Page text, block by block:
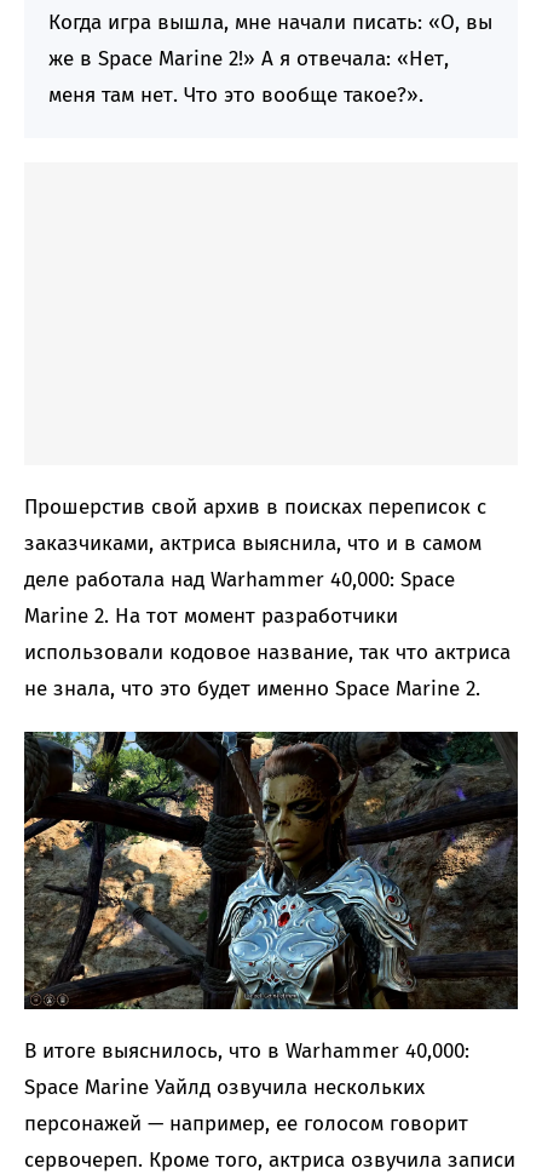
Когда игра вышла, мне начали писать: «О, вы
же в Space Marine 2!» А я отвечала: «Нет,
меня там нет. Что это вообще такое?».
Прошерстив свой архив в поисках переписок с
заказчиками, актриса выяснила, что и в самом
деле работала над Warhammer 40,000: Space
Marine 2. На тот момент разработчики
использовали кодовое название, так что актриса
не знала, что это будет именно Space Marine 2.
В итоге выяснилось, что в Warhammer 40,000:
Space Marine Уайлд озвучила нескольких
персонажей — например, ее голосом говорит
сервочереп. Кроме того, актриса озвучила записи